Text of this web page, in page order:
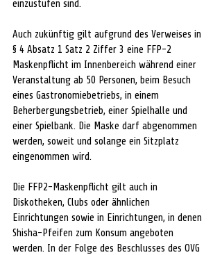
einzustufen sind.
Auch zukünftig gilt aufgrund des Verweises in
§ 4 Absatz 1 Satz 2 Ziffer 3 eine FFP-2
Maskenpflicht im Innenbereich während einer
Veranstaltung ab 50 Personen, beim Besuch
eines Gastronomiebetriebs, in einem
Beherbergungsbetrieb, einer Spielhalle und
einer Spielbank. Die Maske darf abgenommen
werden, soweit und solange ein Sitzplatz
eingenommen wird.
Die FFP2-Maskenpflicht gilt auch in
Diskotheken, Clubs oder ähnlichen
Einrichtungen sowie in Einrichtungen, in denen
Shisha-Pfeifen zum Konsum angeboten
werden. In der Folge des Beschlusses des OVG